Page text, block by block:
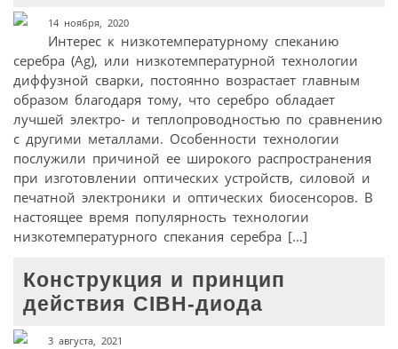
14 ноября, 2020
Интерес к низкотемпературному спеканию
серебра (Ag), или низкотемпературной технологии
диффузной сварки, постоянно возрастает главным
образом благодаря тому, что серебро обладает
лучшей электро- и теплопроводностью по сравнению
с другими металлами. Особенности технологии
послужили причиной ее широкого распространения
при изготовлении оптических устройств, силовой и
печатной электроники и оптических биосенсоров. В
настоящее время популярность технологии
низкотемпературного спекания серебра […]
Конструкция и принцип
действия CIBH-диода
3 августа, 2021